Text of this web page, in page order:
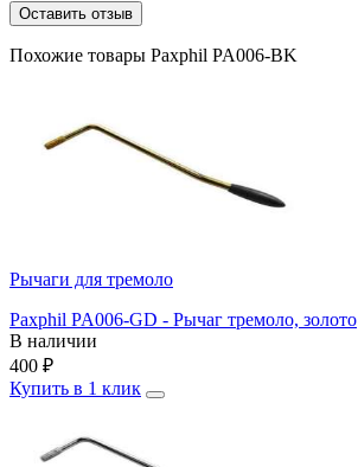
Оставить отзыв
Похожие товары Paxphil PA006-BK
Рычаги для тремоло
Paxphil PA006-GD - Рычаг тремоло, золото
В наличии
400 ₽
Купить в 1 клик